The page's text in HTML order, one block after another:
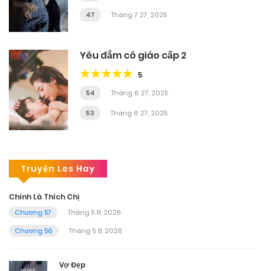
47 Tháng 7 27, 2025
Yêu đắm cô giáo cấp 2
5
54 Tháng 6 27, 2025
53 Tháng 6 27, 2025
Truyện Les Hay
Chính Là Thích Chị
Chương 57
Tháng 5 8, 2026
Chương 56
Tháng 5 8, 2026
Vợ Đẹp